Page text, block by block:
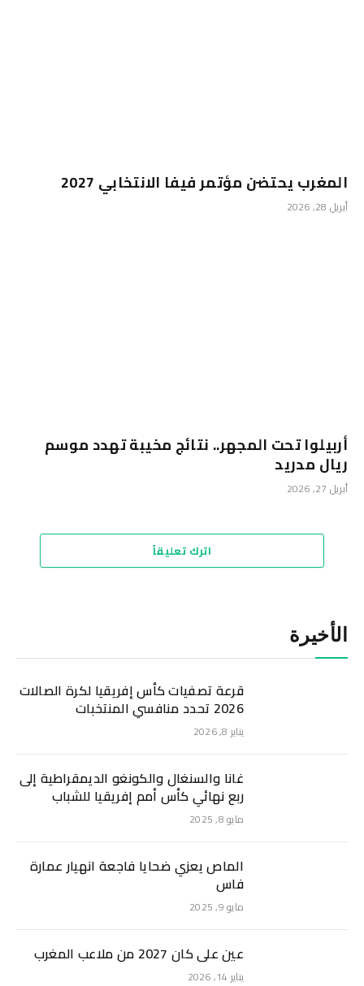
المغرب يحتضن مؤتمر فيفا الانتخابي 2027
أبريل 28, 2026
أربيلوا تحت المجهر.. نتائج مخيبة تهدد موسم
ريال مدريد
أبريل 27, 2026
اترك تعليقاً
الأخيرة
قرعة تصفيات كأس إفريقيا لكرة الصالات
2026 تحدد منافسي المنتخبات
يناير 8, 2026
غانا والسنغال والكونغو الديمقراطية إلى
ربع نهائي كأس أمم إفريقيا للشباب
مايو 8, 2025
الماص يعزي ضحايا فاجعة انهيار عمارة
فاس
مايو 9, 2025
عين على كان 2027 من ملاعب المغرب
يناير 14, 2026